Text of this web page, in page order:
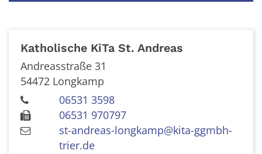
Katholische KiTa St. Andreas
Andreasstraße 31
54472 Longkamp
06531 3598
06531 970797
st-andreas-longkamp@kita-ggmbh-
trier.de